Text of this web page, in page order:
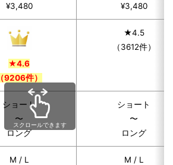
¥3,480 ¥3,480
★4.6
（9206件）
★4.5
（3612件）
ショート
〜
ロング
ショート
〜
ロング
M / L M / L
スクロールできます